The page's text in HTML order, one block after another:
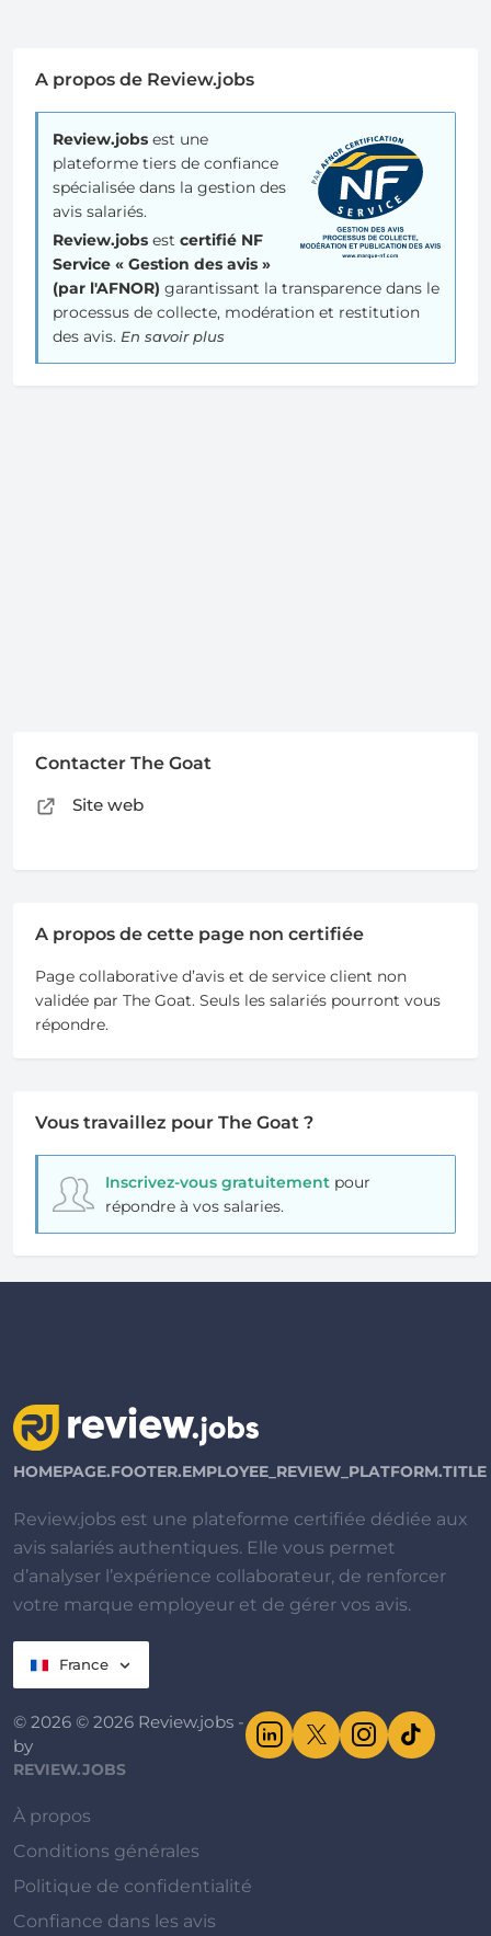
A propos de Review.jobs
Review.jobs est une
plateforme tiers de confiance
spécialisée dans la gestion des
avis salariés.
Review.jobs est certifié NF
Service « Gestion des avis »
(par l'AFNOR) garantissant la transparence dans le
processus de collecte, modération et restitution
des avis. En savoir plus
Contacter The Goat
Site web
A propos de cette page non certifiée
Page collaborative d’avis et de service client non
validée par The Goat. Seuls les salariés pourront vous
répondre.
Vous travaillez pour The Goat ?
Inscrivez-vous gratuitementpour
répondre à vos salaries.
HOMEPAGE.FOOTER.EMPLOYEE_REVIEW_PLATFORM.TITLE
Review.jobs est une plateforme certifiée dédiée aux
avis salariés authentiques. Elle vous permet
d’analyser l’expérience collaborateur, de renforcer
votre marque employeur et de gérer vos avis.
France
© 2026 © 2026 Review.jobs -
by
REVIEW.JOBS
À propos
Conditions générales
Politique de confidentialité
Confiance dans les avis